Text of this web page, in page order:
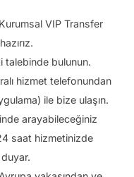
VIP Transfer
talebinde bulunun.
hizmet telefonundan
ile bize ulaşın.
arayabileceğiniz
saat hizmetinizde